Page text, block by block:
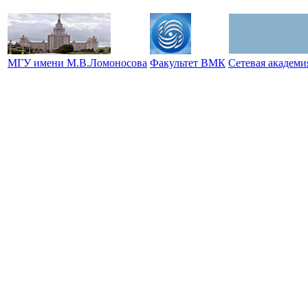
МГУ имени М.В.Ломоносова Факультет ВМК Сетевая